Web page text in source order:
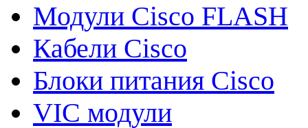
Модули Cisco FLASH
Кабели Cisco
Блоки питания Cisco
VIC модули